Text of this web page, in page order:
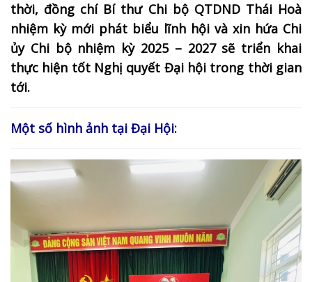
thời, đồng chí Bí thư Chi bộ QTDND Thái Hoà
nhiệm kỳ mới phát biểu lĩnh hội và xin hứa Chi
ủy Chi bộ nhiệm kỳ 2025 – 2027 sẽ triển khai
thực hiện tốt Nghị quyết Đại hội trong thời gian
tới.
Một số hình ảnh tại Đại Hội: